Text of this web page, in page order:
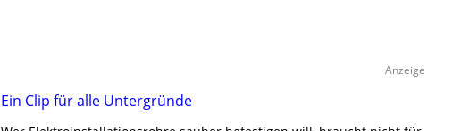
Anzeige
Ein Clip für alle Untergründe